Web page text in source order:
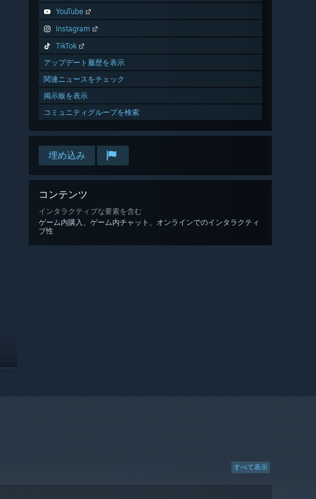
YouTube
Instagram
TikTok
アップデート履歴を表示
関連ニュースをチェック
掲示板を表示
コミュニティグループを検索
埋め込み
コンテンツ
インタラクティブな要素を含む
ゲーム内購入、ゲーム内チャット、オンラインでのインタラクティ
ブ性
すべて表示